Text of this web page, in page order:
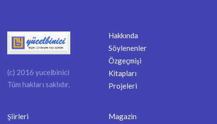
(c) 2016 yucelbinici
Tüm hakları saklıdır.
Hakkında
Söylenenler
Özgeçmişi
Kitapları
Projeleri
Şiirleri
Magazin